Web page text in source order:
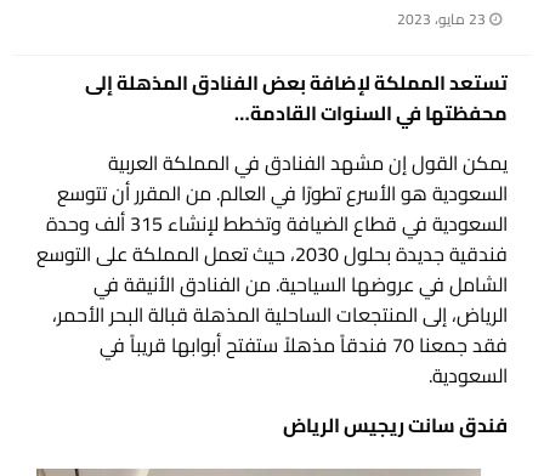
نُشر
23 مايو، 2023
تستعد المملكة لإضافة بعض الفنادق المذهلة إلى
محفظتها في السنوات القادمة…
يمكن القول إن مشهد الفنادق في المملكة العربية
السعودية هو الأسرع تطورًا في العالم. من المقرر أن تتوسع
السعودية في قطاع الضيافة وتخطط لإنشاء 315 ألف وحدة
فندقية جديدة بحلول 2030، حيث تعمل المملكة على التوسع
الشامل في عروضها السياحية. من الفنادق الأنيقة في
الرياض، إلى المنتجعات الساحلية المذهلة قبالة البحر الأحمر،
فقد جمعنا 70 فندقاً مذهلاً ستفتح أبوابها قريباً في
السعودية.
فندق سانت ريجيس الرياض